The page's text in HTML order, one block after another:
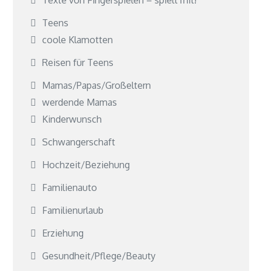
Teens
coole Klamotten
Reisen für Teens
Mamas/Papas/Großeltern
werdende Mamas
Kinderwunsch
Schwangerschaft
Hochzeit/Beziehung
Familienauto
Familienurlaub
Erziehung
Gesundheit/Pflege/Beauty